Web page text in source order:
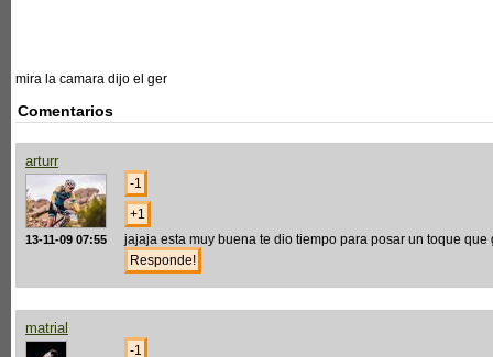
mira la camara dijo el ger
Comentarios
arturr
13-11-09 07:55 jajaja esta muy buena te dio tiempo para posar un toque que
matrial